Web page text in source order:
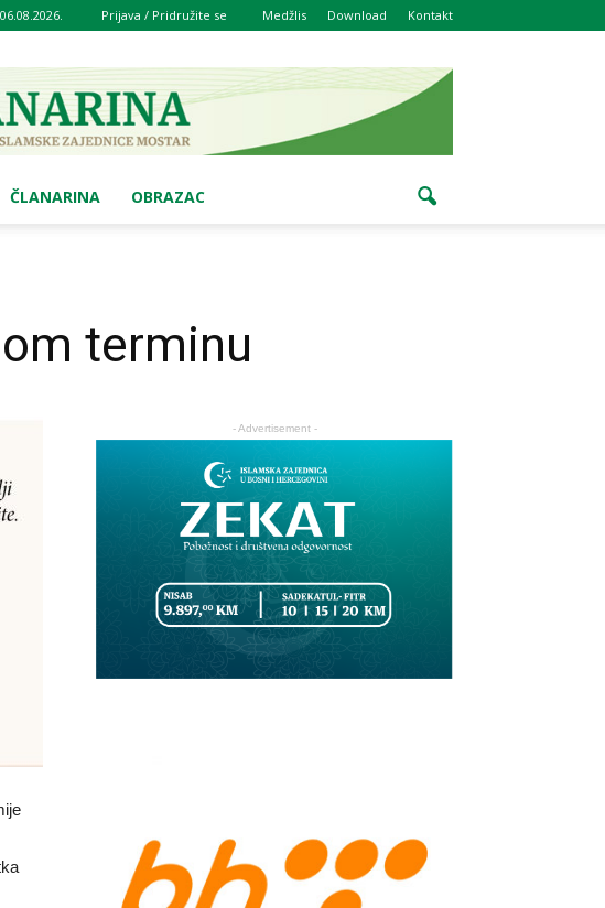
06.08.2026. Prijava / Pridružite se Medžlis Download Kontakt
ČLANARINA OBRAZAC
terminu
- Advertisement -